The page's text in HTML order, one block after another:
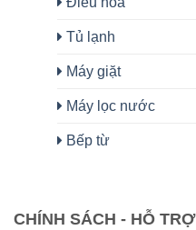
Tủ lạnh
Máy giặt
Máy lọc nước
Bếp từ
CHÍNH SÁCH - HỖ TRỢ